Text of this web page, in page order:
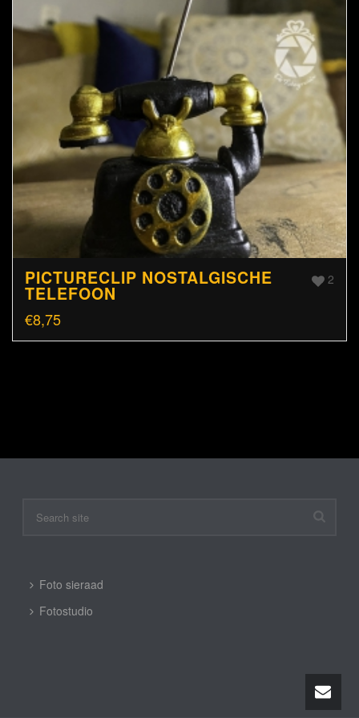
2
PICTURECLIP NOSTALGISCHE
TELEFOON
€8,75
Foto sieraad
Fotostudio